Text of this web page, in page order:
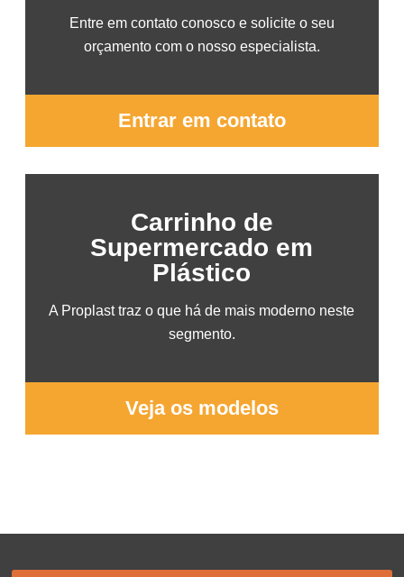
Entre em contato conosco e solicite o seu
orçamento com o nosso especialista.
Entrar em contato
Carrinho de
Supermercado em
Plástico
A Proplast traz o que há de mais moderno neste
segmento.
Veja os modelos